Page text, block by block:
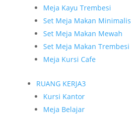
Meja Kayu Trembesi
Set Meja Makan Minimalis
Set Meja Makan Mewah
Set Meja Makan Trembesi
Meja Kursi Cafe
RUANG KERJA3
Kursi Kantor
Meja Belajar